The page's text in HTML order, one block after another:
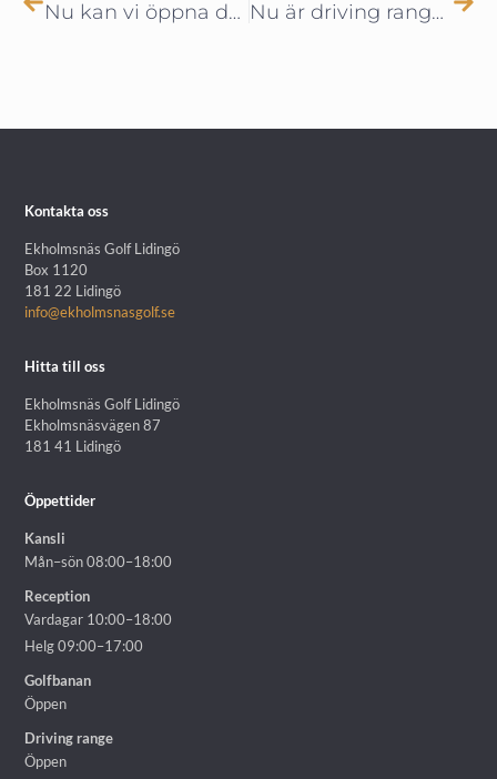
Nu kan vi öppna driving rangen! Nu är driving rangen öppen för säsongen!
Kontakta oss
Ekholmsnäs Golf Lidingö
Box 1120
181 22 Lidingö
info@ekholmsnasgolf.se
Hitta till oss
Ekholmsnäs Golf Lidingö
Ekholmsnäsvägen 87
181 41 Lidingö
Öppettider
Kansli
Mån–sön 08:00–18:00
Reception
Vardagar 10:00–18:00
Helg 09:00–17:00
Golfbanan
Öppen
Driving range
Öppen